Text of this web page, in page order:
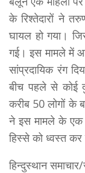
के रिश्तेदारों ने
घायल हो गया।
गई। इस मामले में
सांप्रदायिक रंग
बीच पहले से कोई
करीब 50 लोगों के
ने इस मामले के एक
हिस्से को ध्वस्त कर
हिन्दुस्थान